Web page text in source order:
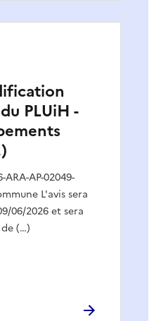
PLUiH -
ARA-AP-02049-
L'avis sera
06/2026 et sera
(…)